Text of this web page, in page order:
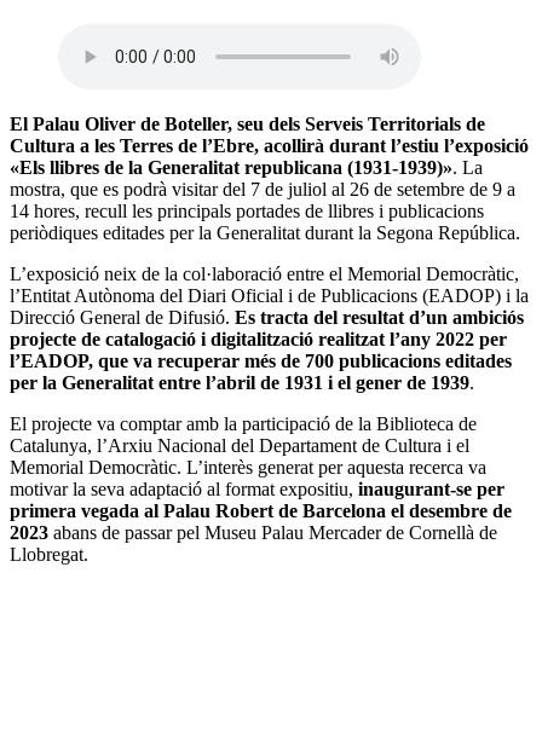
El Palau Oliver de Boteller, seu dels Serveis Territorials de
Cultura a les Terres de l’Ebre, acollirà durant l’estiu l’exposició
«Els llibres de la Generalitat republicana (1931-1939)». La
mostra, que es podrà visitar del 7 de juliol al 26 de setembre de 9 a
14 hores, recull les principals portades de llibres i publicacions
periòdiques editades per la Generalitat durant la Segona República.
L’exposició neix de la col·laboració entre el Memorial Democràtic,
l’Entitat Autònoma del Diari Oficial i de Publicacions (EADOP) i la
Direcció General de Difusió. Es tracta del resultat d’un ambiciós
projecte de catalogació i digitalització realitzat l’any 2022 per
l’EADOP, que va recuperar més de 700 publicacions editades
per la Generalitat entre l’abril de 1931 i el gener de 1939.
El projecte va comptar amb la participació de la Biblioteca de
Catalunya, l’Arxiu Nacional del Departament de Cultura i el
Memorial Democràtic. L’interès generat per aquesta recerca va
motivar la seva adaptació al format expositiu, inaugurant-se per
primera vegada al Palau Robert de Barcelona el desembre de
2023 abans de passar pel Museu Palau Mercader de Cornellà de
Llobregat.